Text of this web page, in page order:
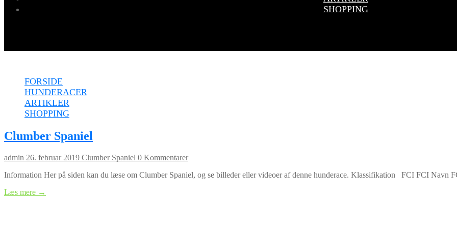
SHOPPING
FORSIDE
HUNDERACER
ARTIKLER
SHOPPING
Clumber Spaniel
admin 26. februar 2019 Clumber Spaniel 0 Kommentarer
Information Her på siden kan du læse om Clumber Spaniel, og se billeder eller videoer af denne hunderace. Klassifikation FCI FCI Navn
Læs mere →